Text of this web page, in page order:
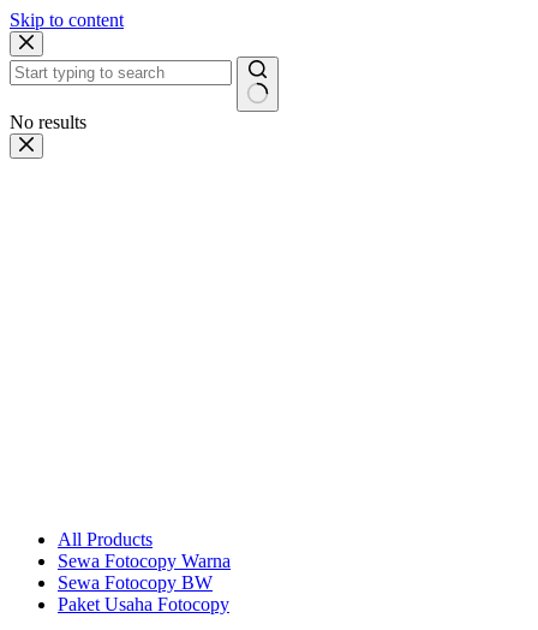
Skip to content
No results
All Products
Sewa Fotocopy Warna
Sewa Fotocopy BW
Paket Usaha Fotocopy